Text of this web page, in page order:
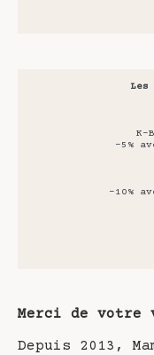
Les
K-
-5%
-10%
Merci de votre
Depuis 2013,